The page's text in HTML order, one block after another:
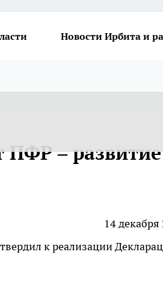
Новости Ирбита и
–
14 декабря
к реализации